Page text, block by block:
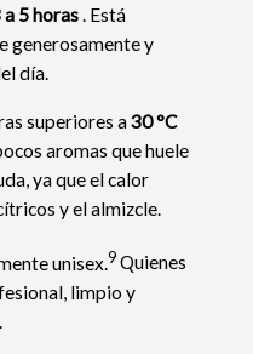
a 5 horas. Está
generosamente y
día.
superiores a30 °C
aromas que huele
ya que el calor
y el almizcle.
unisex.9Quienes
limpio y